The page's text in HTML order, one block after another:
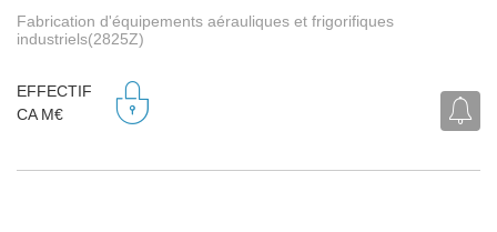
Fabrication d'équipements aérauliques et frigorifiques
industriels(2825Z)
EFFECTIF
CA M€